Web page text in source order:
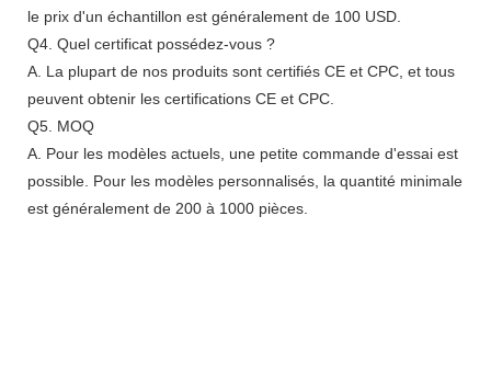
le prix d'un échantillon est généralement de 100 USD.
Q4. Quel certificat possédez-vous ?
A. La plupart de nos produits sont certifiés CE et CPC, et tous
peuvent obtenir les certifications CE et CPC.
Q5. MOQ
A. Pour les modèles actuels, une petite commande d'essai est
possible. Pour les modèles personnalisés, la quantité minimale
est généralement de 200 à 1000 pièces.